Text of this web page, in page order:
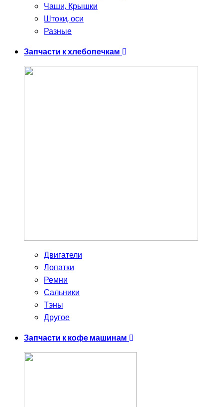
Чаши, Крышки
Штоки, оси
Разные
Запчасти к хлебопечкам
Двигатели
Лопатки
Ремни
Сальники
Тэны
Другое
Запчасти к кофе машинам